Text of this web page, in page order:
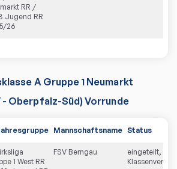
RR /
Jugend RR
26
A Gruppe 1 Neumarkt
Oberpfalz-Süd) Vorrunde
Mannschaftsname Status
1 West RR
FSV Berngau
eingeteilt,